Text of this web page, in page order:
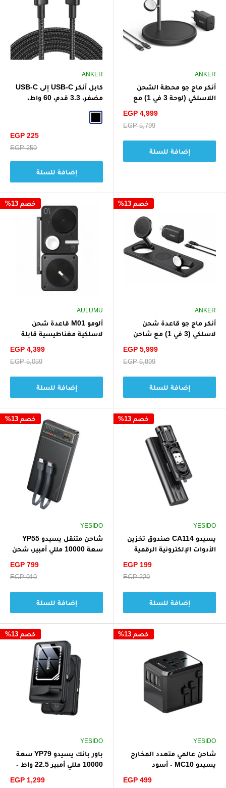
ANKER
أنكر ماج جو محطة الشحن
اللاسلكي (لوحة 3 في 1) مع
سعر
EGP 4,999
سعر
EGP 5,799
إضافة للسلة
ANKER
كابل أنكر USB-C إلى USB-C
مضفر، 3.3 قدم، 60 واط،
سعر
EGP 225
سعر
EGP 259
إضافة للسلة
خصم 13%
ANKER
أنكر ماج جو قاعدة شحن
لاسلكي (3 في 1) مع شاحن
سعر
EGP 5,999
سعر
EGP 6,899
إضافة للسلة
خصم 13%
AULUMU
ألومو M01 قاعدة شحن
لاسلكية مغناطيسية قابلة
سعر
EGP 4,399
سعر
EGP 5,059
إضافة للسلة
خصم 13%
YESIDO
يسيدو CA114 صندوق تخزين
الأدوات الإلكترونية الرقمية
سعر
EGP 199
سعر
EGP 229
إضافة للسلة
خصم 13%
YESIDO
شاحن متنقل يسيدو YP55
سعة 10000 مللي أمبير، شحن
سعر
EGP 799
سعر
EGP 919
إضافة للسلة
خصم 13%
YESIDO
شاحن عالمي متعدد المخارج
يسيدو MC10 - أسود
سعر
EGP 499
خصم 13%
YESIDO
باور بانك يسيدو YP79 سعة
10000 مللي أمبير 22.5 واط -
سعر
EGP 1,299